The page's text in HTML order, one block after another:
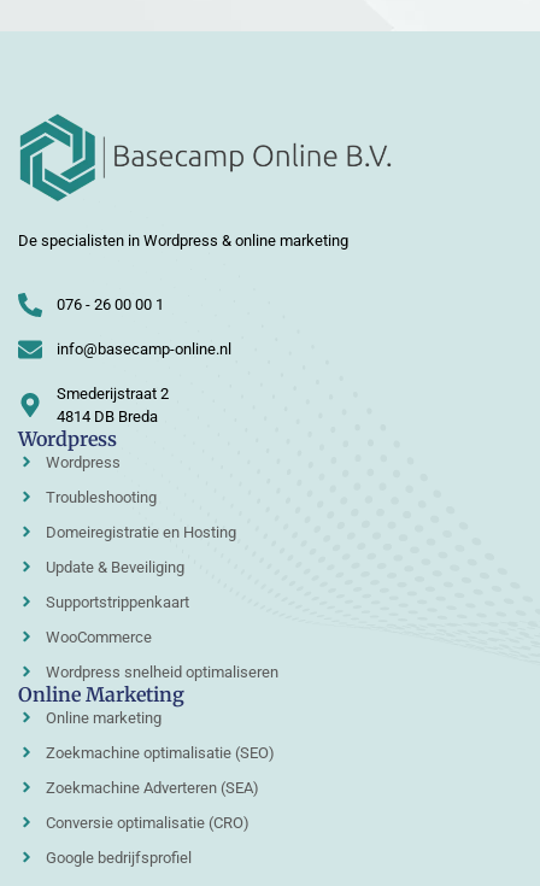
De specialisten in Wordpress & online marketing
076 - 26 00 00 1
info@basecamp-online.nl
Smederijstraat 2
4814 DB Breda
Wordpress
Wordpress
Troubleshooting
Domeiregistratie en Hosting
Update & Beveiliging
Supportstrippenkaart
WooCommerce
Wordpress snelheid optimaliseren
Online Marketing
Online marketing
Zoekmachine optimalisatie (SEO)
Zoekmachine Adverteren (SEA)
Conversie optimalisatie (CRO)
Google bedrijfsprofiel